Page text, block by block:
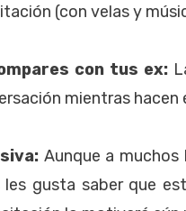
(con velas y
con tus ex:
mientras hacen
Aunque a
gusta saber que